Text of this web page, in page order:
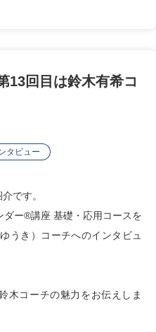
13回目は鈴木有希コ
タビュー
です。
ー®︎講座 基礎・応用コースを
うき）コーチへのインタビュ
木コーチの魅力をお伝えしま